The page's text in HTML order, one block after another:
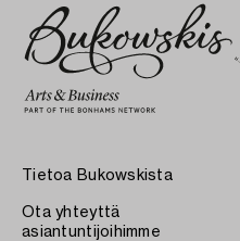
Tietoa Bukowskista
Ota yhteyttä
asiantuntijoihimme